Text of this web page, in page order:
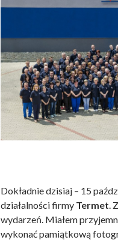
Dokładnie dzisiaj – 15
działalności firmy Termet .
wydarzeń. Miałem
wykonać pamiątkową